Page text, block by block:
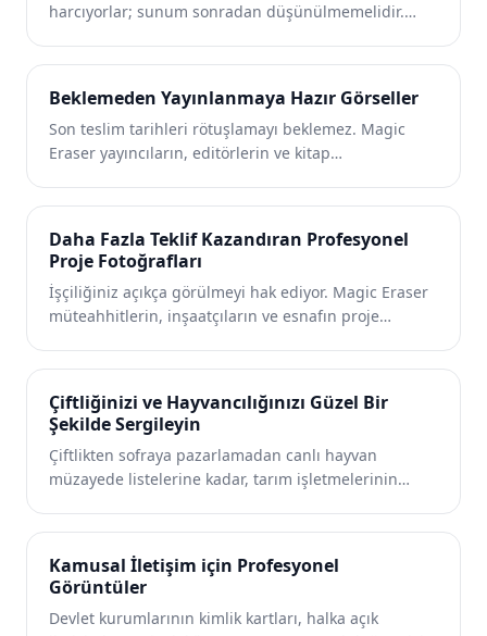
harcıyorlar; sunum sonradan düşünülmemelidir.
stüdyo yansımalarını giderir ve galeriler, müşteriler
Beklemeden Yayınlanmaya Hazır Görseller
Son teslim tarihleri ​​rötuşlamayı beklemez. Magic
Eraser yayıncıların, editörlerin ve kitap
editoryal görselleri düzeltmesine ve baskıya hazır
olur; Photoshop uzmanlığı gerektirmez.
Daha Fazla Teklif Kazandıran Profesyonel
Proje Fotoğrafları
İşçiliğiniz açıkça görülmeyi hak ediyor. Magic Eraser
müteahhitlerin, inşaatçıların ve esnafın proje
ilgi çekici öncesi ve sonrası karşılaştırmaları
oluşturmasına yardımcı olur.
Çiftliğinizi ve Hayvancılığınızı Güzel Bir
Şekilde Sergileyin
Çiftlikten sofraya pazarlamadan canlı hayvan
müzayede listelerine kadar, tarım işletmelerinin
gösterişli fotoğraflara ihtiyacı var. Magic Eraser
çitleri, ekipmanı ve dağınıklığı ortadan kaldırır,
böylece tarımsal resimleriniz en iyi şekilde görünür.
Kamusal İletişim için Profesyonel
Görüntüler
Devlet kurumlarının kimlik kartları, halka açık